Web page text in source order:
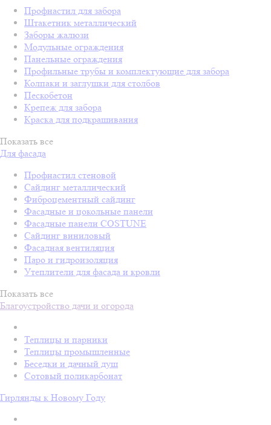
Профнастил для забора
Штакетник металлический
Заборы жалюзи
Модульные ограждения
Панельные ограждения
Профильные трубы и комплектующие для забора
Колпаки и заглушки для столбов
Пескобетон
Крепеж для забора
Краска для подкрашивания
Показать все
Для фасада
Профнастил стеновой
Сайдинг металлический
Фиброцементный сайдинг
Фасадные и цокольные панели
Фасадные панели COSTUNE
Сайдинг виниловый
Фасадная вентиляция
Паро и гидроизоляция
Утеплители для фасада и кровли
Показать все
Благоустройство дачи и огорода
Теплицы и парники
Теплицы промышленные
Беседки и дачный душ
Сотовый поликарбонат
Гирлянды к Новому Году